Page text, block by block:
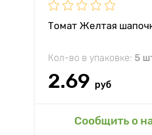
Томат Желтая
Кол-во в упаковке: 5
2.69 руб
Сообщить о